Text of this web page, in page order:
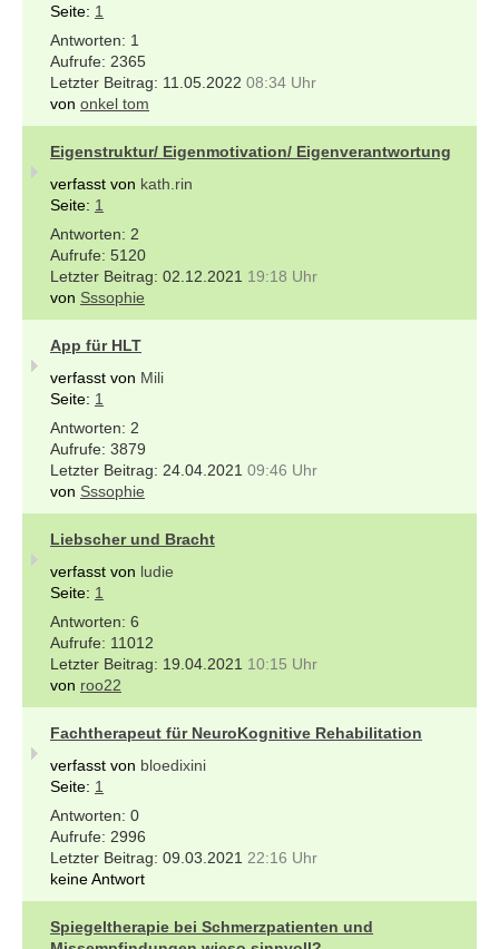
Seite: 1
1
2365
11.05.2022 08:34 Uhr
von onkel tom
Eigenstruktur/ Eigenmotivation/ Eigenverantwortung
verfasst von kath.rin
Seite: 1
2
5120
02.12.2021 19:18 Uhr
von Sssophie
App für HLT
verfasst von Mili
Seite: 1
2
3879
24.04.2021 09:46 Uhr
von Sssophie
Liebscher und Bracht
verfasst von ludie
Seite: 1
6
11012
19.04.2021 10:15 Uhr
von roo22
Fachtherapeut für NeuroKognitive Rehabilitation
verfasst von bloedixini
Seite: 1
0
2996
09.03.2021 22:16 Uhr
keine Antwort
Spiegeltherapie bei Schmerzpatienten und